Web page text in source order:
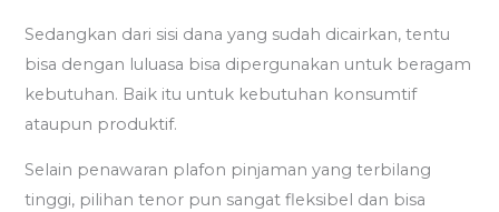
Sedangkan dari sisi dana yang sudah dicairkan, tentu
bisa dengan luluasa bisa dipergunakan untuk beragam
kebutuhan. Baik itu untuk kebutuhan konsumtif
ataupun produktif.
Selain penawaran plafon pinjaman yang terbilang
tinggi, pilihan tenor pun sangat fleksibel dan bisa